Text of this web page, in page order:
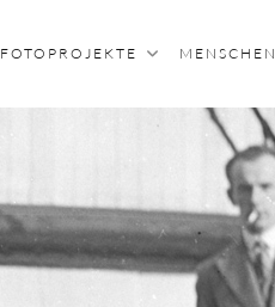
FOTOPROJEKTE MENSCHEN